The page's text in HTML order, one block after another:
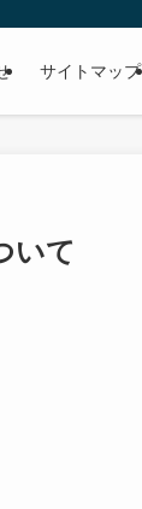
サイトマップ
いて